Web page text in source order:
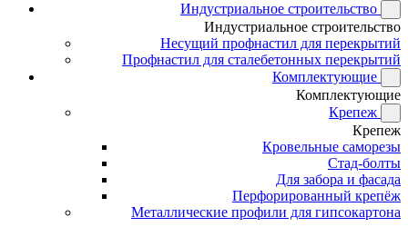
Индустриальное строительство
Индустриальное строительство
Несущий профнастил для перекрытий
Профнастил для сталебетонных перекрытий
Комплектующие
Комплектующие
Крепеж
Крепеж
Кровельные саморезы
Стад-болты
Для забора и фасада
Перфорированный крепёж
Металлические профили для гипсокартона